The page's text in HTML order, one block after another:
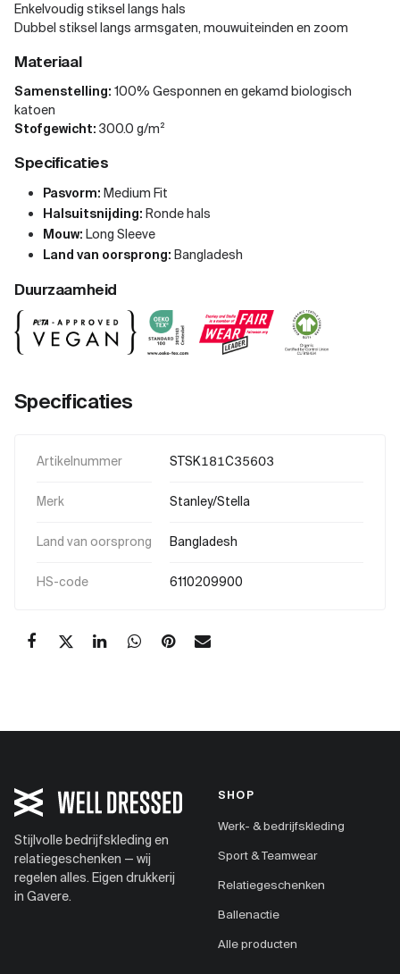
Enkelvoudig stiksel langs hals
Dubbel stiksel langs armsgaten, mouwuiteinden en zoom
Materiaal
Samenstelling: 100% Gesponnen en gekamd biologisch
katoen
Stofgewicht: 300.0 g/m²
Specificaties
Pasvorm: Medium Fit
Halsuitsnijding: Ronde hals
Mouw: Long Sleeve
Land van oorsprong: Bangladesh
Duurzaamheid
Specificaties
Artikelnummer STSK181C35603
Merk Stanley/Stella
Land van oorsprong Bangladesh
HS-code 6110209900
Stijlvolle bedrijfskleding en
relatiegeschenken — wij
regelen alles. Eigen drukkerij
in Gavere.
SHOP
Werk- & bedrijfskleding
Sport & Teamwear
Relatiegeschenken
Ballenactie
Alle producten